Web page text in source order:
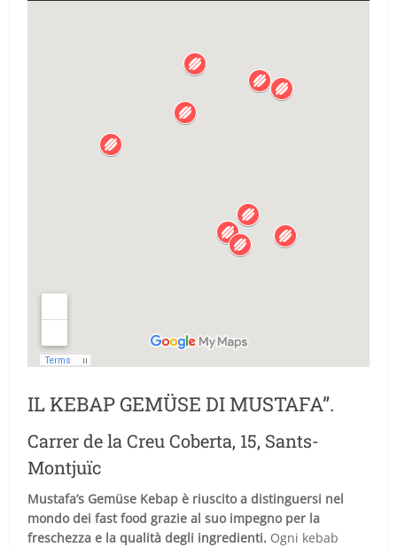
IL KEBAP GEMÜSE DI MUSTAFA”.
Carrer de la Creu Coberta, 15, Sants-
Montjuïc
Mustafa’s Gemüse Kebap è riuscito a distinguersi nel
mondo dei fast food grazie al suo impegno per la
freschezza e la qualità degli ingredienti. Ogni kebab